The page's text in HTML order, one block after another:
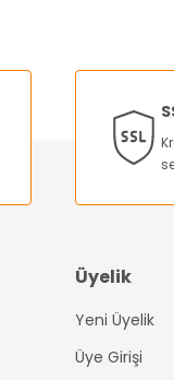
Üyelik
Yeni Üyelik
Üye Girişi